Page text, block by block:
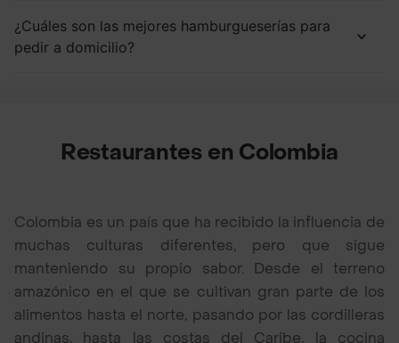
¿Cuáles son las mejores hamburgueserías para
pedir a domicilio?
Restaurantes en Colombia
Colombia es un país que ha recibido la influencia de
muchas culturas diferentes, pero que sigue
manteniendo su propio sabor. Desde el terreno
amazónico en el que se cultivan gran parte de los
alimentos hasta el norte, pasando por las cordilleras
andinas, hasta las costas del Caribe, la cocina